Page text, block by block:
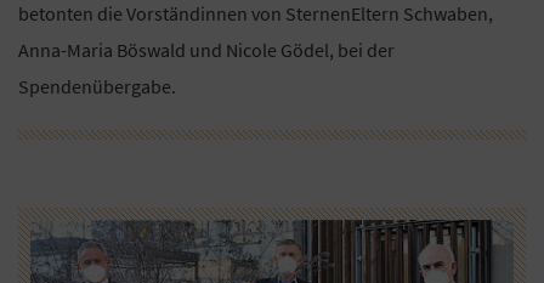
betonten die Vorständinnen von SternenEltern Schwaben,
Anna-Maria Böswald und Nicole Gödel, bei der
Spendenübergabe.